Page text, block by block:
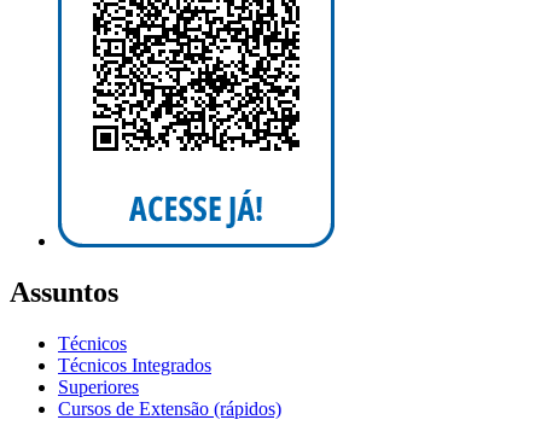
Assuntos
Técnicos
Técnicos Integrados
Superiores
Cursos de Extensão (rápidos)